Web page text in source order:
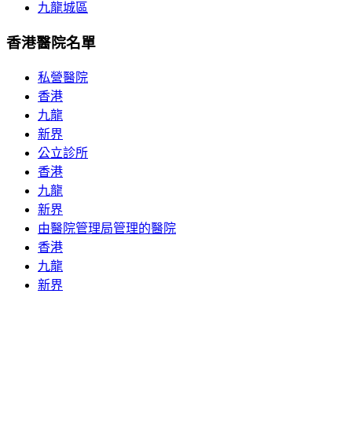
九龍城區
香港醫院名單
私營醫院
香港
九龍
新界
公立診所
香港
九龍
新界
由醫院管理局管理的醫院
香港
九龍
新界